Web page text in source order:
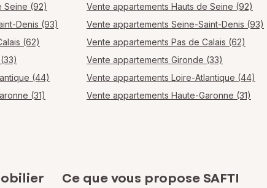
Seine (92)
Denis (93)
(62)
(44)
(31)
Vente appartements Hauts de Seine (92)
Vente appartements Seine-Saint-Denis (93)
Vente appartements Pas de Calais (62)
Vente appartements Gironde (33)
Vente appartements Loire-Atlantique (44)
Vente appartements Haute-Garonne (31)
Ce que vous propose SAFTI